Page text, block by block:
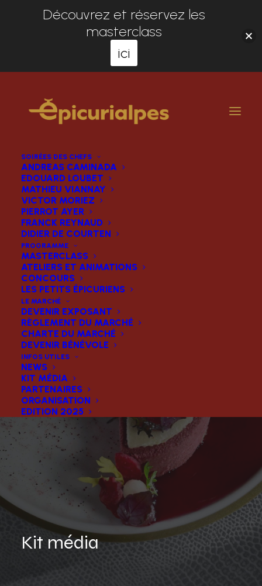
SOIRÉES DES CHEFS
ANDREAS CAMINADA
EDOUARD LOUBET
MATHIEU VIANNAY
VICTOR MORIEZ
PIERROT AYER
FRANCK REYNAUD
DIDIER DE COURTEN
PROGRAMME
MASTERCLASS
ATELIERS ET ANIMATIONS
CONCOURS
LES PETITS ÉPICURIENS
LE MARCHÉ
DEVENIR EXPOSANT
RÈGLEMENT DU MARCHÉ
CHARTE DU MARCHÉ
DEVENIR BÉNÉVOLE
INFOS UTILES
NEWS
KIT MÉDIA
PARTENAIRES
ORGANISATION
EDITION 2025
Kit média
Découvrez et réservez les
masterclass
ici